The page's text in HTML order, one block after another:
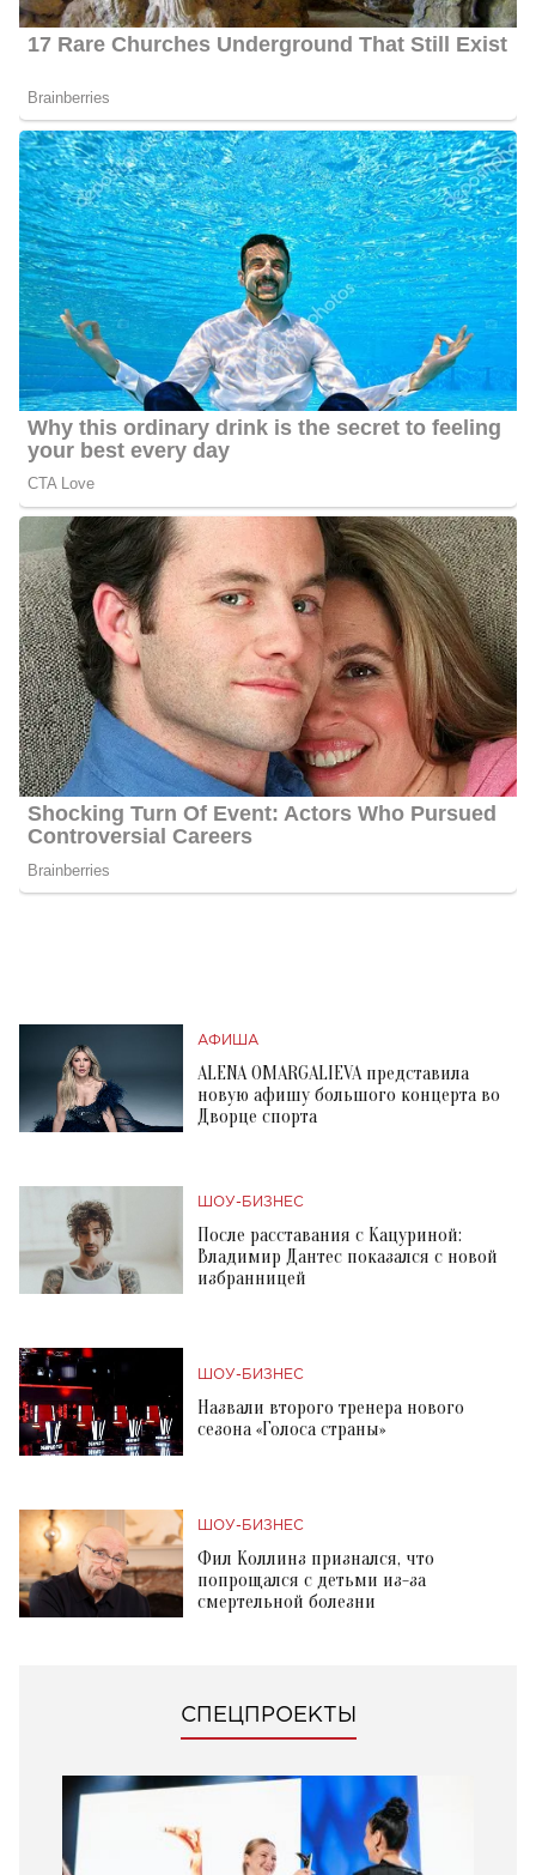
АФИША
ALENA OMARGALIEVA представила
новую афишу большого концерта во
Дворце спорта
ШОУ-БИЗНЕС
После расставания с Кацуриной:
Владимир Дантес показался с новой
избранницей
ШОУ-БИЗНЕС
Назвали второго тренера нового
сезона «Голоса страны»
ШОУ-БИЗНЕС
Фил Коллинз признался, что
попрощался с детьми из-за
смертельной болезни
СПЕЦПРОЕКТЫ